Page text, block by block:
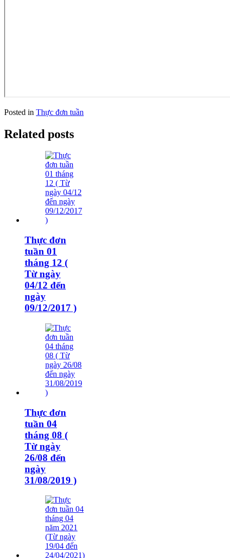
Posted in Thực đơn tuần
Related posts
Thực đơn
tuần 01
tháng 12 (
Từ ngày
04/12 đến
ngày
09/12/2017 )
Thực đơn
tuần 04
tháng 08 (
Từ ngày
26/08 đến
ngày
31/08/2019 )